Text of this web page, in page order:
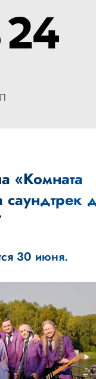
«Комната
саундтрек
30 июня.